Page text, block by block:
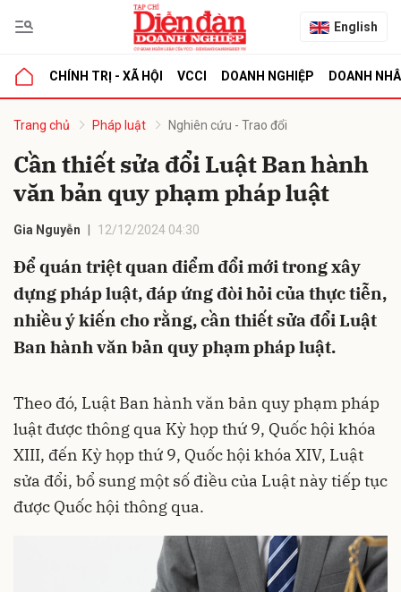
English
CHÍNH TRỊ - XÃ HỘI VCCI DOANH NGHIỆP DOANH
Trang chủ Pháp luật Nghiên cứu - Trao đổi
Cần thiết sửa đổi Luật Ban hành
văn bản quy phạm pháp luật
Gia Nguyễn 12/12/2024 04:30
Để quán triệt quan điểm đổi mới trong xây
dựng pháp luật, đáp ứng đòi hỏi của thực tiễn,
nhiều ý kiến cho rằng, cần thiết sửa đổi Luật
Ban hành văn bản quy phạm pháp luật.
Theo đó, Luật Ban hành văn bản quy phạm pháp
luật được thông qua Kỳ họp thứ 9, Quốc hội khóa
XIII, đến Kỳ họp thứ 9, Quốc hội khóa XIV, Luật
sửa đổi, bổ sung một số điều của Luật này tiếp tục
được Quốc hội thông qua.
luận
Hủy